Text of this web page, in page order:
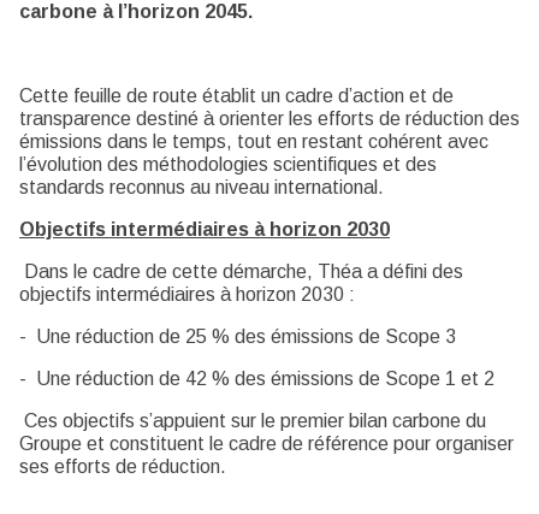
carbone à l’horizon 2045.
Cette feuille de route établit un cadre d’action et de
transparence destiné à orienter les efforts de réduction des
émissions dans le temps, tout en restant cohérent avec
l’évolution des méthodologies scientifiques et des
standards reconnus au niveau international.
Objectifs intermédiaires à horizon 2030
Dans le cadre de cette démarche, Théa a défini des
objectifs intermédiaires à horizon 2030 :
- Une réduction de 25 % des émissions de Scope 3
- Une réduction de 42 % des émissions de Scope 1 et 2
Ces objectifs s’appuient sur le premier bilan carbone du
Groupe et constituent le cadre de référence pour organiser
ses efforts de réduction.